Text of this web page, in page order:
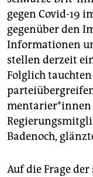
gegen Covid-19
gegenüber den
Informationen
stellen derzeit
Folglich
men­ta­rie­r*in­nen
Badenoch,
Auf die Frage